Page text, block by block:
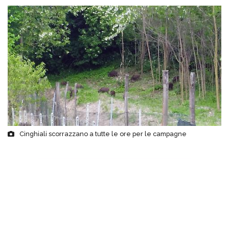
Cinghiali scorrazzano a tutte le ore per le campagne